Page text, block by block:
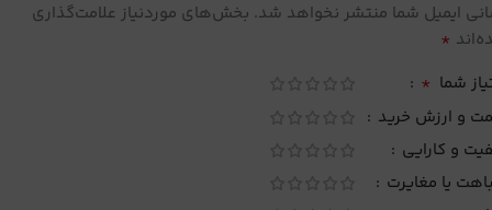
ایمیل شما منتشر نخواهد شد. بخش‌های موردنیاز علامت‌گذاری
*
شما *
و ارزش خرید
و کارایی
یا مغایرت